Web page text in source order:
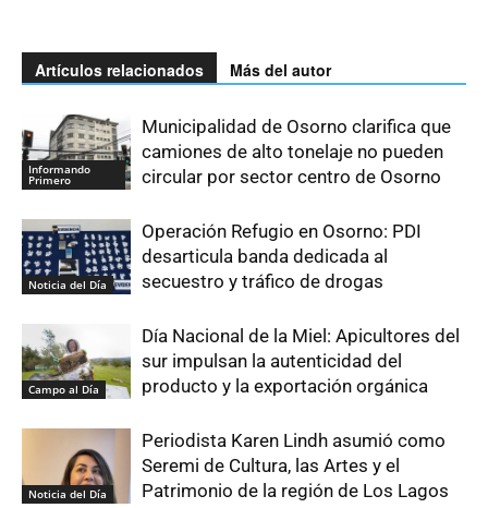
Artículos relacionados Más del autor
Informando
Primero
Municipalidad de Osorno clarifica que
camiones de alto tonelaje no pueden
circular por sector centro de Osorno
Noticia del Día
Operación Refugio en Osorno: PDI
desarticula banda dedicada al
secuestro y tráfico de drogas
Campo al Día
Día Nacional de la Miel: Apicultores del
sur impulsan la autenticidad del
producto y la exportación orgánica
Noticia del Día
Periodista Karen Lindh asumió como
Seremi de Cultura, las Artes y el
Patrimonio de la región de Los Lagos